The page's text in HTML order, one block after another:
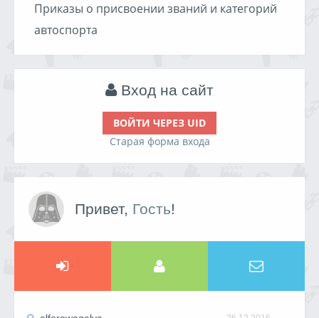
Приказы о присвоении званий и категорий
автоспорта
Вход на сайт
ВОЙТИ ЧЕРЕЗ UID
Старая форма входа
Привет, Гость!